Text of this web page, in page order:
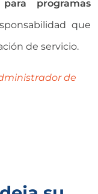
programas
que
de servicio.
de